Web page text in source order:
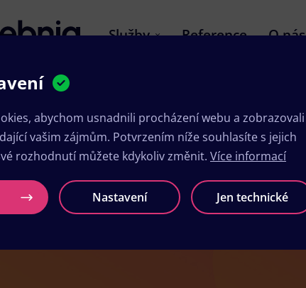
Služby Reference O nás
Žluticích
ve Žluticích
abychom usnadnili procházení webu a zobrazovali
vašim zájmům. Potvrzením níže souhlasíte s jejich
rozhodnutí můžete kdykoliv změnit. Více informací
Nastavení Jen technické